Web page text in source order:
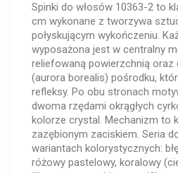
Spinki do włosów 10363-2 to
cm wykonane z tworzywa
połyskującym wykończeniu.
wyposażona jest w centralny
reliefowaną powierzchnią oraz
(aurora borealis) pośrodku,
refleksy. Po obu stronach
dwoma rzędami okrągłych
kolorze crystal. Mechanizm to
zazębionym zaciskiem. Seria
wariantach kolorystycznych:
różowy pastelowy, koralowy